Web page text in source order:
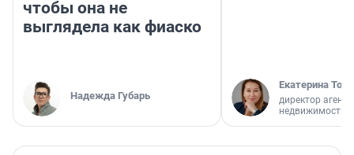
чтобы она не
выглядела как фиаско
Надежда Губарь
Екатерина
директор
недвижимости